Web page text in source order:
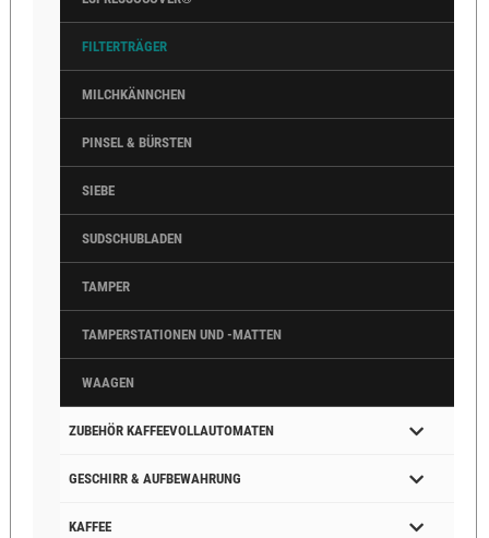
FILTERTRÄGER
MILCHKÄNNCHEN
PINSEL & BÜRSTEN
SIEBE
SUDSCHUBLADEN
TAMPER
TAMPERSTATIONEN UND -MATTEN
WAAGEN
ZUBEHÖR KAFFEEVOLLAUTOMATEN
GESCHIRR & AUFBEWAHRUNG
KAFFEE